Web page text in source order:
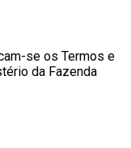
se os Termos e
da Fazenda